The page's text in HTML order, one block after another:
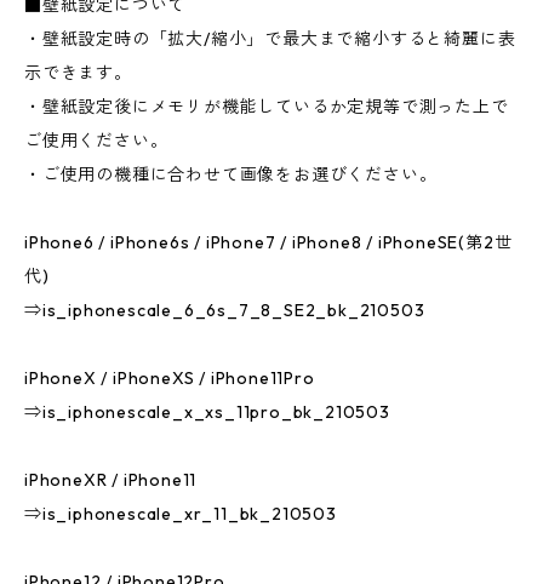
■壁紙設定について
・壁紙設定時の「拡大/縮小」で最大まで縮小すると綺麗に表
示できます。
・壁紙設定後にメモリが機能しているか定規等で測った上で
ご使用ください。
・ご使用の機種に合わせて画像をお選びください。
iPhone6 / iPhone6s / iPhone7 / iPhone8 / iPhoneSE(第2世
代)
⇒is_iphonescale_6_6s_7_8_SE2_bk_210503
iPhoneX / iPhoneXS / iPhone11Pro
⇒is_iphonescale_x_xs_11pro_bk_210503
iPhoneXR / iPhone11
⇒is_iphonescale_xr_11_bk_210503